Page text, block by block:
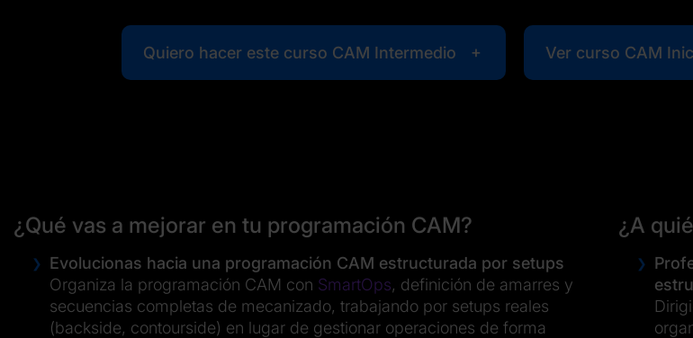
Quiero hacer este curso CAM Intermedio Ver curso CAM
¿Qué vas a mejorar en tu programación CAM?
Evolucionas hacia una programación CAM estructurada por setups
Organiza la programación CAM con SmartOps, definición de amarres y
secuencias completas de mecanizado, trabajando por setups reales
(backside, contourside) en lugar de gestionar operaciones de forma
¿A